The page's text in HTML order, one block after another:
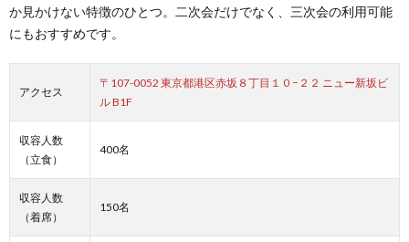
か見かけない特徴のひとつ。二次会だけでなく、三次会の利用可能
にもおすすめです。
アクセス
〒107-0052 東京都港区赤坂８丁目１０−２２ ニュー新坂ビ
ル B1F
収容人数
（立食）
400名
収容人数
（着席）
150名